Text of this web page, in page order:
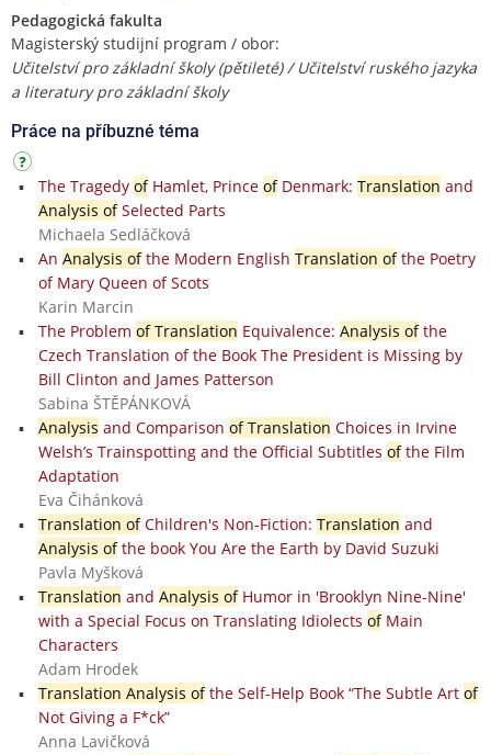
Pedagogická fakulta
Magisterský studijní program / obor:
Učitelství pro základní školy (pětileté) / Učitelství ruského jazyka
a literatury pro základní školy
Práce na příbuzné téma
The Tragedy ofHamlet, Prince ofDenmark: Translation and
Analysis ofSelected Parts
Michaela Sedláčková
An Analysis ofthe Modern English Translation ofthe Poetry
of Mary Queen of Scots
Karin Marcin
The Problem of Translation Equivalence: Analysis ofthe
Czech Translation of the Book The President is Missing by
Bill Clinton and James Patterson
Sabina ŠTĚPÁNKOVÁ
Analysis and Comparison of Translation Choices in Irvine
Welsh’s Trainspotting and the Official Subtitles ofthe Film
Adaptation
Eva Čihánková
Translation ofChildren's Non-Fiction: Translation and
Analysis ofthe book You Are the Earth by David Suzuki
Pavla Myšková
Translation and Analysis ofHumor in 'Brooklyn Nine-Nine'
with a Special Focus on Translating Idiolects ofMain
Characters
Adam Hrodek
Translation Analysis ofthe Self-Help Book “The Subtle Art of
Not Giving a F*ck”
Anna Lavičková